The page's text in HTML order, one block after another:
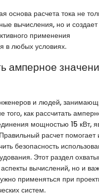
основа расчета тока не
вычисления, но и
применения
в любых условиях.
амперное
и людей,
как рассчитать
мощностью 15 кВт,
расчет помогает
безопасность
Этот раздел
аспекты вычислений, но и
применяться при
систем.